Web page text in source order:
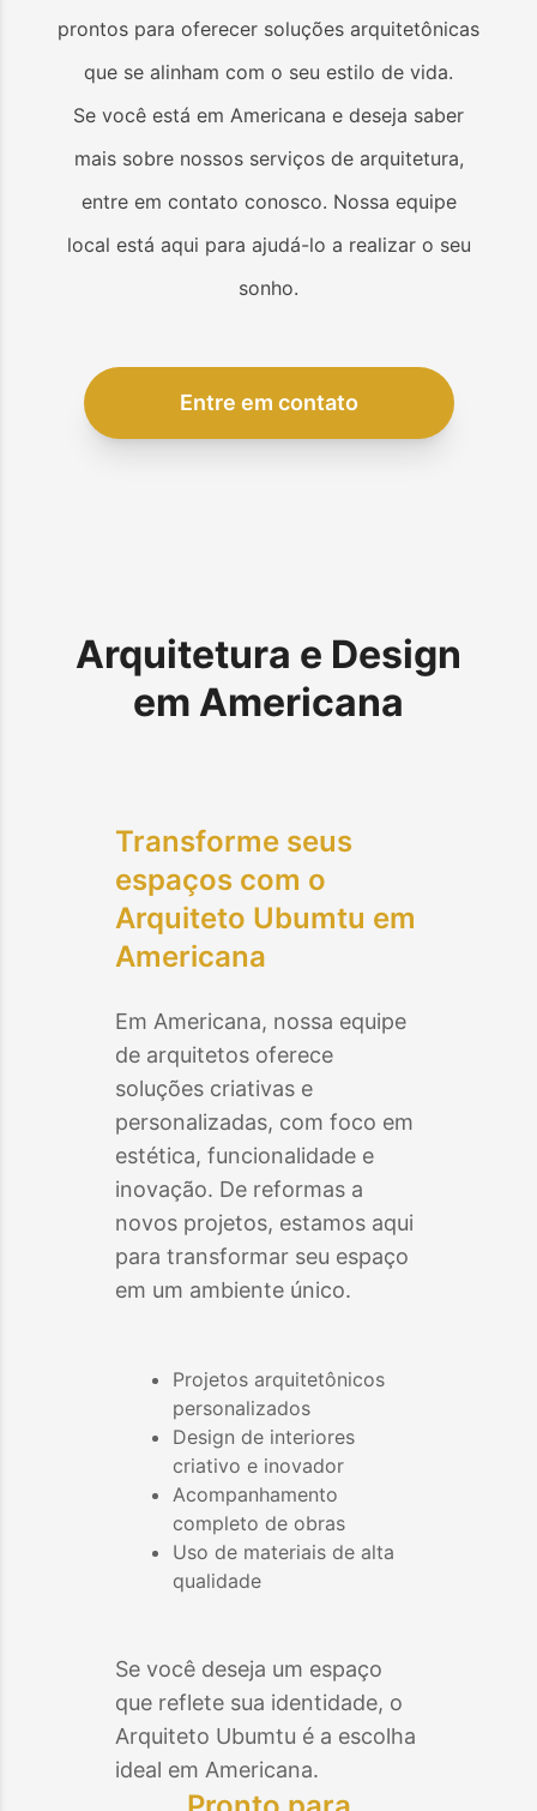
prontos para oferecer soluções arquitetônicas
que se alinham com o seu estilo de vida.
Se você está em Americana e deseja saber
mais sobre nossos serviços de arquitetura,
entre em contato conosco. Nossa equipe
local está aqui para ajudá-lo a realizar o seu
sonho.
Entre em contato
Arquitetura e Design
em Americana
Transforme seus
espaços com o
Arquiteto Ubumtu em
Americana
Em Americana, nossa equipe
de arquitetos oferece
soluções criativas e
personalizadas, com foco em
estética, funcionalidade e
inovação. De reformas a
novos projetos, estamos aqui
para transformar seu espaço
em um ambiente único.
Projetos arquitetônicos
personalizados
Design de interiores
criativo e inovador
Acompanhamento
completo de obras
Uso de materiais de alta
qualidade
Se você deseja um espaço
que reflete sua identidade, o
Arquiteto Ubumtu é a escolha
ideal em Americana.